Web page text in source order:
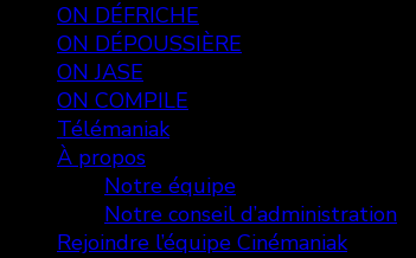
ON DÉFRICHE
ON DÉPOUSSIÈRE
ON JASE
ON COMPILE
Télémaniak
À propos
Notre équipe
Notre conseil d’administration
Rejoindre l’équipe Cinémaniak